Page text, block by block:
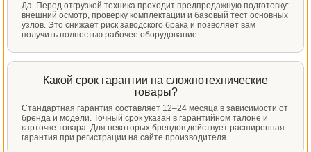
Да. Перед отгрузкой техника проходит предпродажную подготовку:
внешний осмотр, проверку комплектации и базовый тест основных
узлов. Это снижает риск заводского брака и позволяет вам
получить полностью рабочее оборудование.
Какой срок гарантии на сложнотехнические
товары?
Стандартная гарантия составляет 12–24 месяца в зависимости от
бренда и модели. Точный срок указан в гарантийном талоне и
карточке товара. Для некоторых брендов действует расширенная
гарантия при регистрации на сайте производителя.